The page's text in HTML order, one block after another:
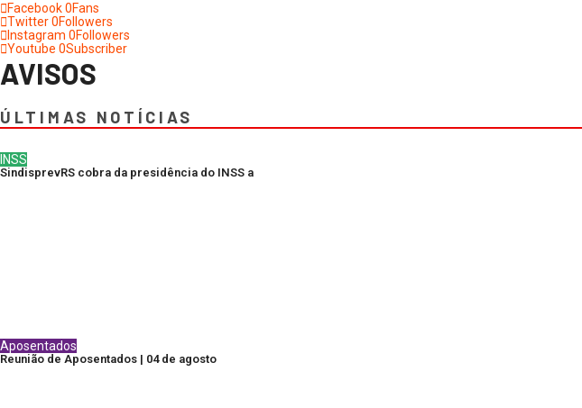
Facebook0Fans
Twitter0Followers
Instagram 0Followers
Youtube 0Subscriber
AVISOS
ÚLTIMAS NOTÍCIAS
INSS
SindisprevRS cobra da presidência do INSS a
Aposentados
Reunião de Aposentados | 04 de agosto